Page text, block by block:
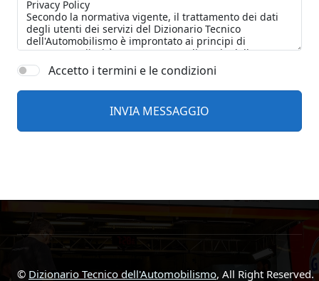
Accetto i termini e le condizioni
© Dizionario Tecnico dell'Automobilismo, All Right Reserved.